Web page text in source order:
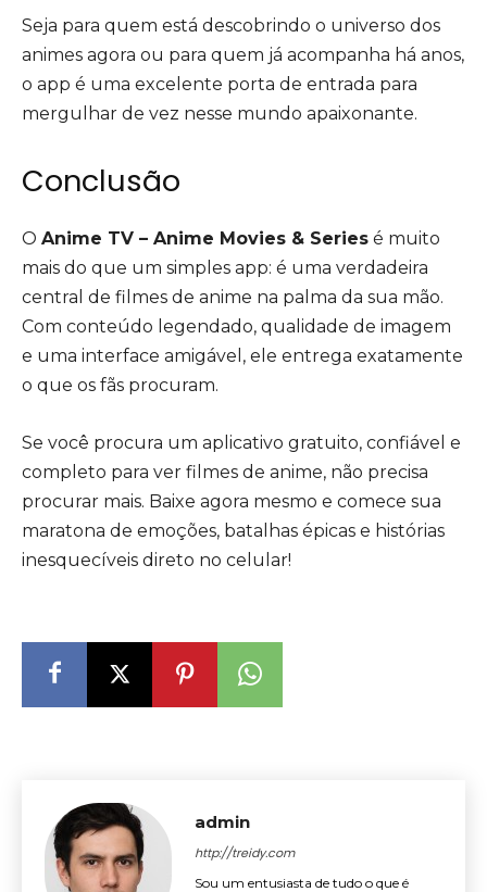
Seja para quem está descobrindo o universo dos
animes agora ou para quem já acompanha há anos,
o app é uma excelente porta de entrada para
mergulhar de vez nesse mundo apaixonante.
Conclusão
O Anime TV – Anime Movies & Series é muito
mais do que um simples app: é uma verdadeira
central de filmes de anime na palma da sua mão.
Com conteúdo legendado, qualidade de imagem
e uma interface amigável, ele entrega exatamente
o que os fãs procuram.
Se você procura um aplicativo gratuito, confiável e
completo para ver filmes de anime, não precisa
procurar mais. Baixe agora mesmo e comece sua
maratona de emoções, batalhas épicas e histórias
inesquecíveis direto no celular!
admin
http://treidy.com
Sou um entusiasta de tudo o que é